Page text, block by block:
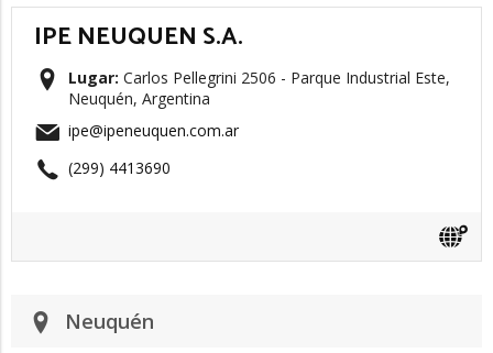
IPE NEUQUEN S.A.
Lugar: Carlos Pellegrini 2506 - Parque Industrial Este,
Neuquén, Argentina
ipe@ipeneuquen.com.ar
(299) 4413690
Neuquén